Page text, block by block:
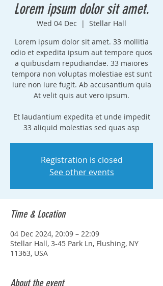
Lorem ipsum dolor sit amet.
Wed 04 Dec
  |
Stellar Hall
Lorem ipsum dolor sit amet. 33 mollitia
odio et expedita ipsum aut tempore quos
a quibusdam repudiandae. 33 maiores
tempora non voluptas molestiae est sunt
iure non iure fugit. Ab accusantium quia
At velit quis aut vero ipsum.
Et laudantium expedita et unde impedit
33 aliquid molestias sed quas asp
Registration is closed
See other events
Time & Location
04 Dec 2024, 20:09 – 22:09
Stellar Hall, 3-45 Park Ln, Flushing, NY
11363, USA
About the event